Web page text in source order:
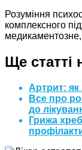
Розуміння
комплексного
медикаментозне,
Ще статті
Артрит: як
Все про
до
Грижа